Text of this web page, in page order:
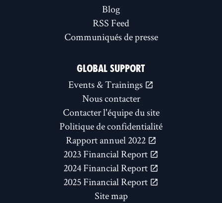
Blog
RSS Feed
Communiqués de presse
GLOBAL SUPPORT
Events & Trainings
Nous contacter
Contacter l'équipe du site
Politique de confidentialité
Rapport annuel 2022
2023 Financial Report
2024 Financial Report
2025 Financial Report
Site map